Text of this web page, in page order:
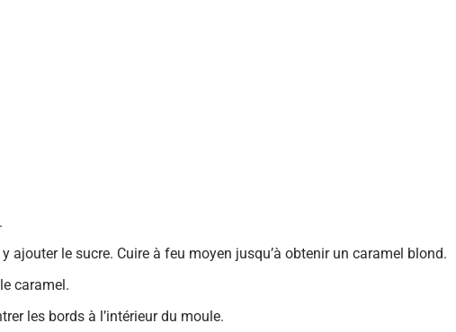
ajouter le sucre. Cuire à feu moyen jusqu’à obtenir un caramel blond.
caramel.
les bords à l’intérieur du moule.